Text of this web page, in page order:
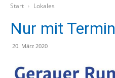
Start Lokales
Nur mit
20. März 2020